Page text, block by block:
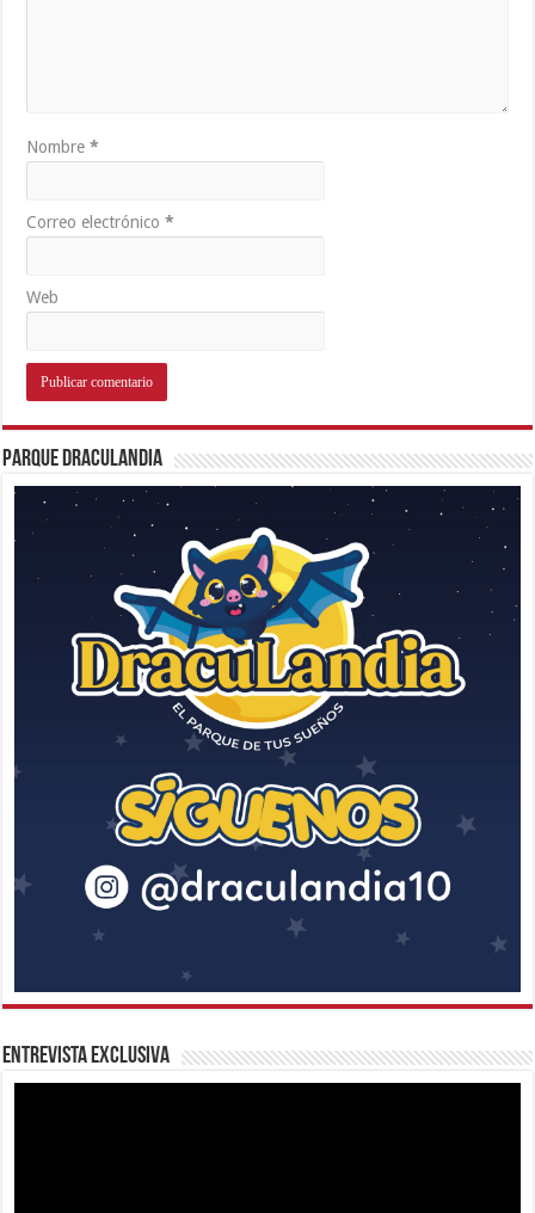
Nombre*
Correo electrónico*
Web
Parque Draculandia
Entrevista Exclusiva